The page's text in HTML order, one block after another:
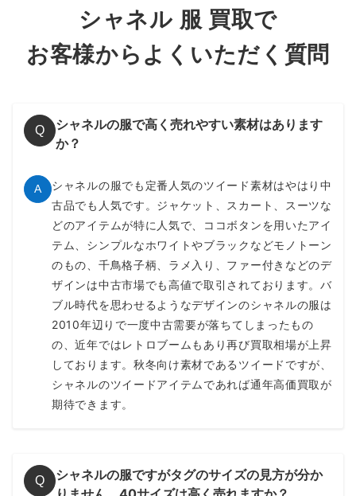
で美しい女性らしいラインを表現してくれる、シャネルならで
はの気品溢れるアイテムです。ツイードはシャネルの洋服で人
気が高い定番素材ですので、スカートも高価買取中です。
～31,000円買取
チュニックワンピース 21SS
一見シンプルなデザインながら4つのポケットがレース素材と
なった、こだわりの素材使いがお洒落なチュニック丈のシャツ
ワンピです。2021年発売のアイテムですので、旬の内にお早
めにご依頼いただく事で最大限の高額査定が狙えます。
～80,000円買取
スウェット トレーナー 20AW
P63298K 48933
パンキッシュなグラフィックにスパンコール刺繍、ビーズ刺繍
をふんだんにあしらった抜群の存在感のスウェットトレーナー
～80,000円買取
シャネル 服 買取で
お客様からよくいただく質問
Q
シャネルの服で高く売れやすい素材はあります
か？
A
シャネルの服でも定番人気のツイード素材はやはり中
古品でも人気です。ジャケット、スカート、スーツな
どのアイテムが特に人気で、ココボタンを用いたアイ
テム、シンプルなホワイトやブラックなどモノトーン
のもの、千鳥格子柄、ラメ入り、ファー付きなどのデ
ザインは中古市場でも高値で取引されております。バ
ブル時代を思わせるようなデザインのシャネルの服は
2010年辺りで一度中古需要が落ちてしまったもの
の、近年ではレトロブームもあり再び買取相場が上昇
しております。秋冬向け素材であるツイードですが、
シャネルのツイードアイテムであれば通年高価買取が
期待できます。
Q
シャネルの服ですがタグのサイズの見方が分か